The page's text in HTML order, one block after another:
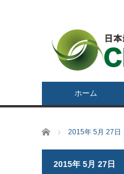
ホーム
ホーム 2015年 5月 27日
2015年 5月 27日